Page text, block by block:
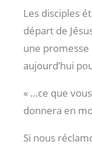
Les disciples
départ de
une
aujourd’hui
« …ce que
donnera en
Si nous